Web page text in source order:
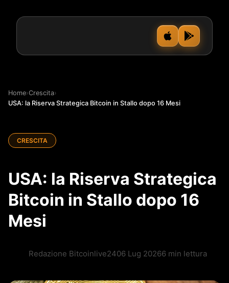
Home›Crescita›
USA: la Riserva Strategica Bitcoin in Stallo dopo 16 Mesi
CRESCITA
USA: la Riserva Strategica
Bitcoin in Stallo dopo 16
Mesi
Redazione Bitcoinlive2406 Lug 20266 min lettura